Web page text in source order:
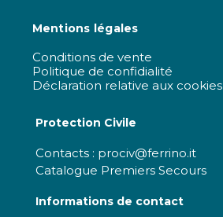
Mentions légales
Conditions de vente
Politique de confidialité
Déclaration relative aux cookies
Protection Civile
Contacts : prociv@ferrino.it
Catalogue Premiers Secours
Informations de contact